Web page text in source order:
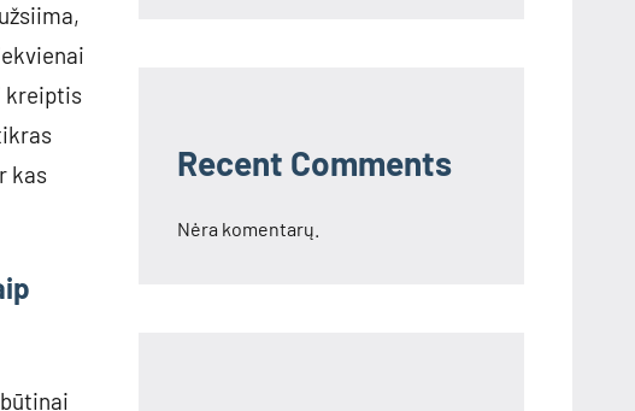
kreiptis
kas
Recent Comments
Nėra komentarų.